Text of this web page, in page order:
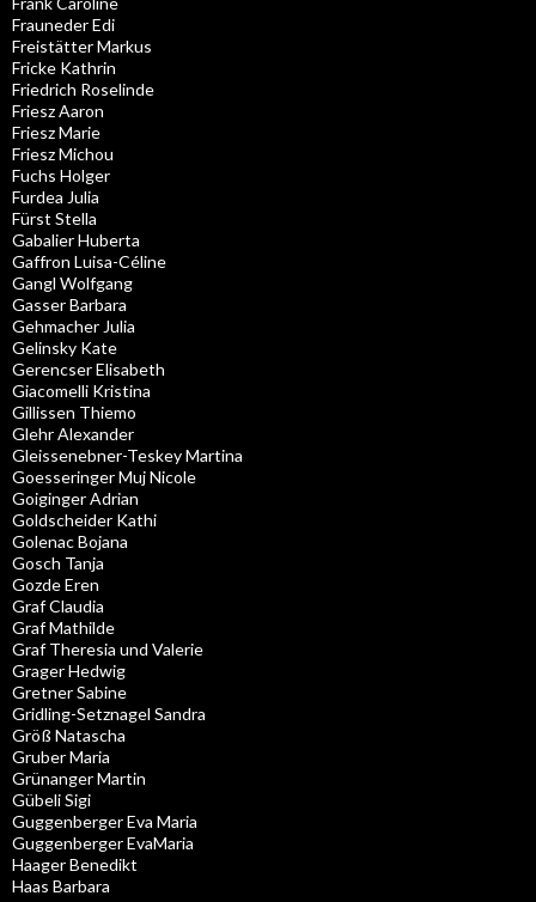
Frauneder Edi
Freistätter Markus
Fricke Kathrin
Friedrich Roselinde
Friesz Aaron
Friesz Marie
Friesz Michou
Fuchs Holger
Furdea Julia
Fürst Stella
Gabalier Huberta
Gaffron Luisa-Céline
Gangl Wolfgang
Gasser Barbara
Gehmacher Julia
Gelinsky Kate
Gerencser Elisabeth
Giacomelli Kristina
Gillissen Thiemo
Glehr Alexander
Gleissenebner-Teskey Martina
Goesseringer Muj Nicole
Goiginger Adrian
Goldscheider Kathi
Golenac Bojana
Gosch Tanja
Gozde Eren
Graf Claudia
Graf Mathilde
Graf Theresia und Valerie
Grager Hedwig
Gretner Sabine
Gridling-Setznagel Sandra
Größ Natascha
Gruber Maria
Grünanger Martin
Gübeli Sigi
Guggenberger Eva Maria
Guggenberger EvaMaria
Haager Benedikt
Haas Barbara